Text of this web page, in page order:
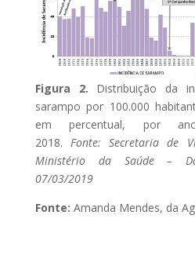
Figura 2. Distribuição da
sarampo por 100.000
em percentual, por
2018. Fonte: Secretaria de
Ministério da Saúde –
07/03/2019
Fonte: Amanda Mendes, da